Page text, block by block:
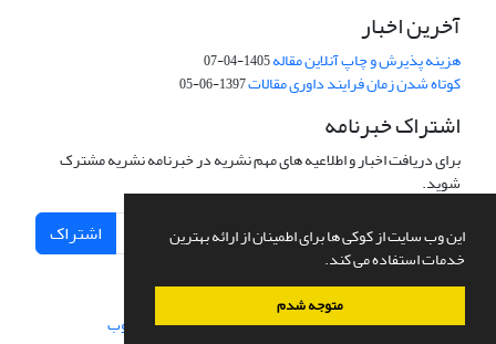
این وب سایت از کوکی ها برای اطمینان از ارائه بهترین
خدمات استفاده می کند.
متوجه شدم
آخرین اخبار
هزینه پذیرش و چاپ آنلاین مقاله1405-04-07
کوتاه شدن زمان فرایند داوری مقالات1397-06-05
اشتراک خبرنامه
برای دریافت اخبار و اطلاعیه های مهم نشریه در خبرنامه نشریه مشترک
شوید.
اشتراک
سامانه مدیریت نشریات علمی.طراحی و پیاده سازی از سیناوب